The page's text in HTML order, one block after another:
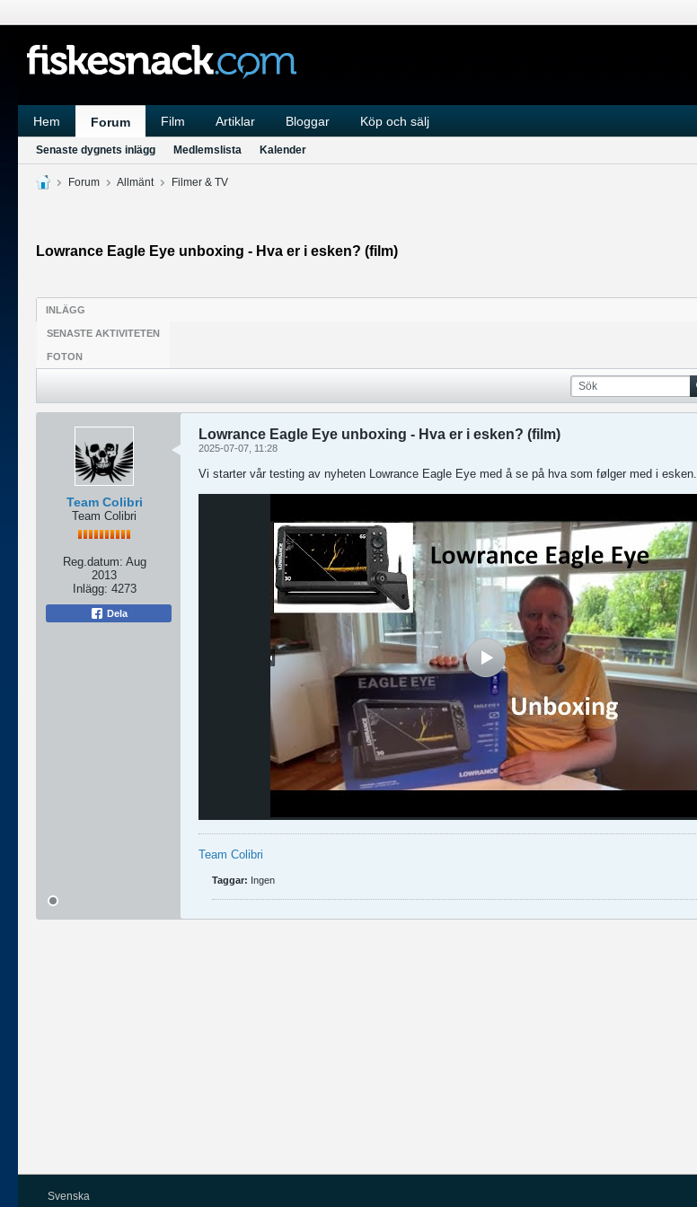
Hem Forum Film Artiklar Bloggar Köp och sälj
Senaste dygnets inlägg Medlemslista Kalender
Forum Allmänt Filmer & TV
Lowrance Eagle Eye unboxing - Hva er i esken? (film)
INLÄGG
SENASTE AKTIVITETEN
FOTON
Team Colibri
Team Colibri
Reg.datum: Aug
2013
Inlägg: 4273
Dela
Lowrance Eagle Eye unboxing - Hva er i esken? (film)
2025-07-07, 11:28
Vi starter vår testing av nyheten Lowrance Eagle Eye med å se på hva som følger med i esken.
Team Colibri
Taggar: Ingen
Svenska